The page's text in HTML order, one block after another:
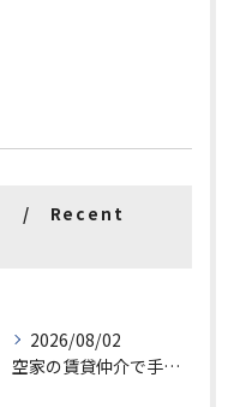
Recent
2026/08/02
空家の賃貸仲介で手数料と上限を徹底解説し200万円物件の注意点も紹介